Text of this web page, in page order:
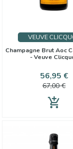
VEUVE
Champagne Brut Aoc
- Veuve
Prix
56,95 €
67,00 €
add_shopping_cart